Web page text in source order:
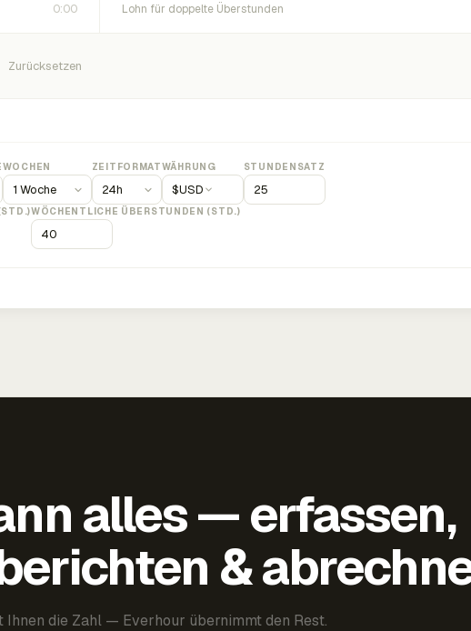
0:00 Lohn für doppelte Überstunden
Zurücksetzen
WOCHEN ZEITFORMATWÄHRUNG
$USD
STUNDENSATZ
WÖCHENTLICHE ÜBERSTUNDEN (STD.)
alles — erfassen,
&
Ihnen die Zahl — Everhour übernimmt den Rest.